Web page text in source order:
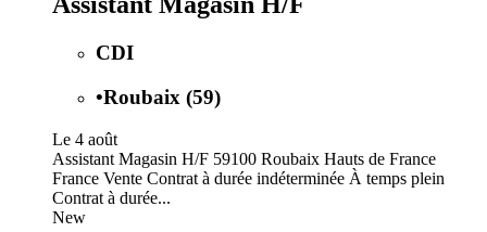
CDI
•Roubaix (59)
Le 4 août
Assistant Magasin H/F 59100 Roubaix Hauts de France
France Vente Contrat à durée indéterminée À temps plein
Contrat à durée...
New